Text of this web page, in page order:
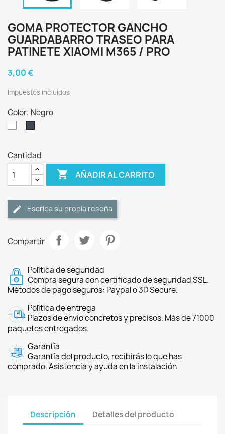
GOMA PROTECTOR GANCHO
GUARDABARRO TRASEO PARA
PATINETE XIAOMI M365 / PRO
3,00 €
Impuestos incluidos
Color: Negro
Cantidad
 AÑADIR AL CARRITO
Escriba su propia reseña
Compartir
Política de seguridad
Compra segura con certificado de seguridad SSL.
Métodos de pago seguros: Paypal o 3D Secure.
Política de entrega
Plazos de envío concretos y precisos. Más de 71000
paquetes entregados.
Garantía
Garantía del producto, recibirás lo que has
comprado. Asistencia y ayuda en la instalación
Descripción Detalles del producto